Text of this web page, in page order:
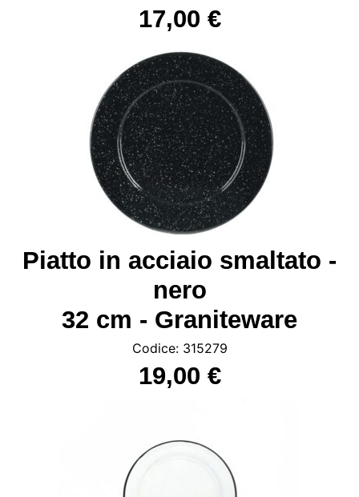
17,00 €
Piatto in acciaio smaltato -
nero
32 cm - Graniteware
Codice: 315279
19,00 €